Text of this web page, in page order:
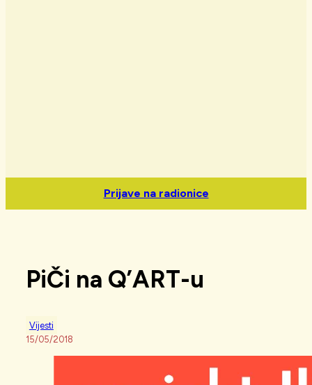
Prijave na radionice
PiČi na Q’ART-u
Vijesti
15/05/2018